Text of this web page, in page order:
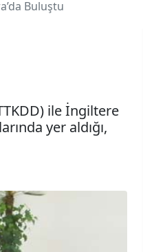
Buluştu
ile İngiltere
yer aldığı,